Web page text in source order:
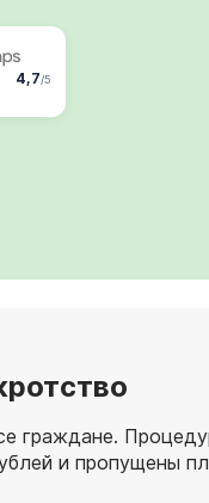
4,7/5
граждане.
и пропущены